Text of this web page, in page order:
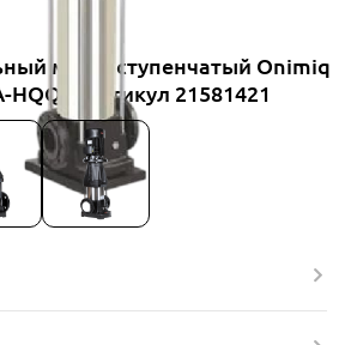
многоступенчатый Onimiq
HQQE, артикул 21581421